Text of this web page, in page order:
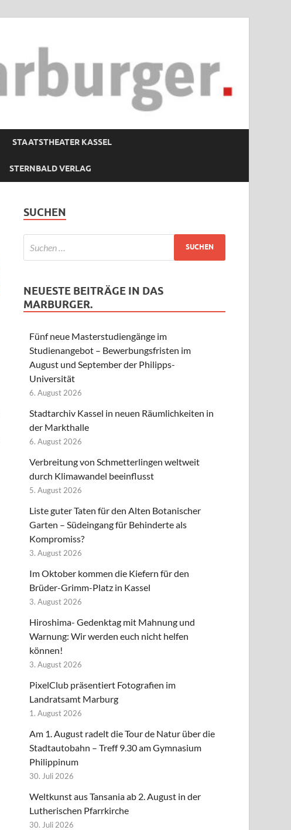
STAATSTHEATER KASSEL
STERNBALD VERLAG
SUCHEN
NEUESTE BEITRÄGE IN DAS
MARBURGER.
Fünf neue Masterstudiengänge im
Studienangebot – Bewerbungsfristen im
August und September der Philipps-
Universität
6. August 2026
Stadtarchiv Kassel in neuen Räumlichkeiten in
der Markthalle
6. August 2026
Verbreitung von Schmetterlingen weltweit
durch Klimawandel beeinflusst
5. August 2026
Liste guter Taten für den Alten Botanischer
Garten – Südeingang für Behinderte als
Kompromiss?
3. August 2026
Im Oktober kommen die Kiefern für den
Brüder-Grimm-Platz in Kassel
3. August 2026
Hiroshima- Gedenktag mit Mahnung und
Warnung: Wir werden euch nicht helfen
können!
3. August 2026
PixelClub präsentiert Fotografien im
Landratsamt Marburg
1. August 2026
Am 1. August radelt die Tour de Natur über die
Stadtautobahn – Treff 9.30 am Gymnasium
Philippinum
30. Juli 2026
Weltkunst aus Tansania ab 2. August in der
Lutherischen Pfarrkirche
30. Juli 2026